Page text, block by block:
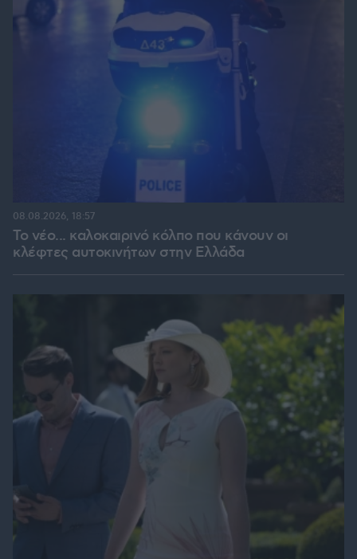
Το νέο... καλοκαιρινό κόλπο που κάνουν οι
κλέφτες αυτοκινήτων στην Ελλάδα
08.08.2026, 18:57